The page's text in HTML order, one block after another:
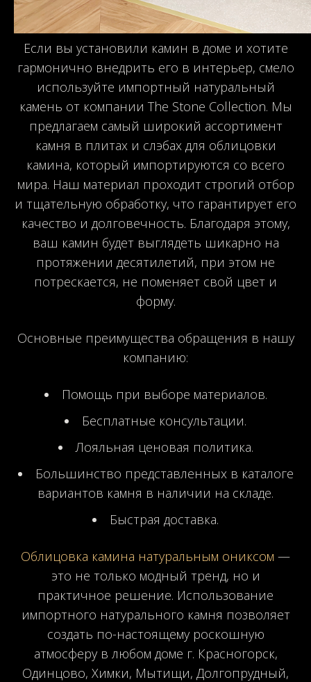
Если вы установили камин в доме и хотите
гармонично внедрить его в интерьер, смело
используйте импортный натуральный
камень от компании The Stone Collection. Мы
предлагаем самый широкий ассортимент
камня в плитах и слэбах для облицовки
камина, который импортируются со всего
мира. Наш материал проходит строгий отбор
и тщательную обработку, что гарантирует его
качество и долговечность. Благодаря этому,
ваш камин будет выглядеть шикарно на
протяжении десятилетий, при этом не
потрескается, не поменяет свой цвет и
форму.
Основные преимущества обращения в нашу
компанию:
Помощь при выборе материалов.
Бесплатные консультации.
Лояльная ценовая политика.
Большинство представленных в каталоге
вариантов камня в наличии на складе.
Быстрая доставка.
Облицовка камина натуральным ониксом —
это не только модный тренд, но и
практичное решение. Использование
импортного натурального камня позволяет
создать по-настоящему роскошную
атмосферу в любом доме г. Красногорск,
Одинцово, Химки, Мытищи, Долгопрудный,